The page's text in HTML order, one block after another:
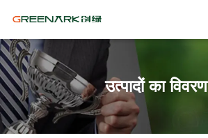
उत्पादों का विवरण